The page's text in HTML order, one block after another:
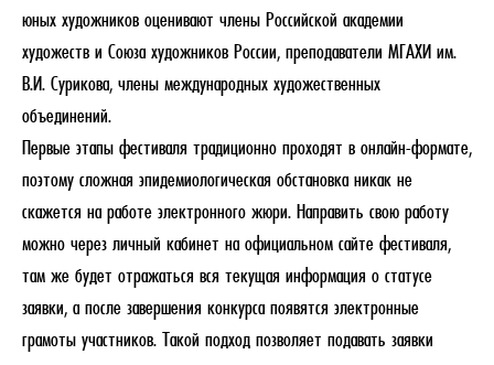
юных художников оценивают члены Российской академии
художеств и Союза художников России, преподаватели МГАХИ им.
В.И. Сурикова, члены международных художественных
объединений.
Первые этапы фестиваля традиционно проходят в онлайн-формате,
поэтому сложная эпидемиологическая обстановка никак не
скажется на работе электронного жюри. Направить свою работу
можно через личный кабинет на официальном сайте фестиваля,
там же будет отражаться вся текущая информация о статусе
заявки, а после завершения конкурса появятся электронные
грамоты участников. Такой подход позволяет подавать заявки